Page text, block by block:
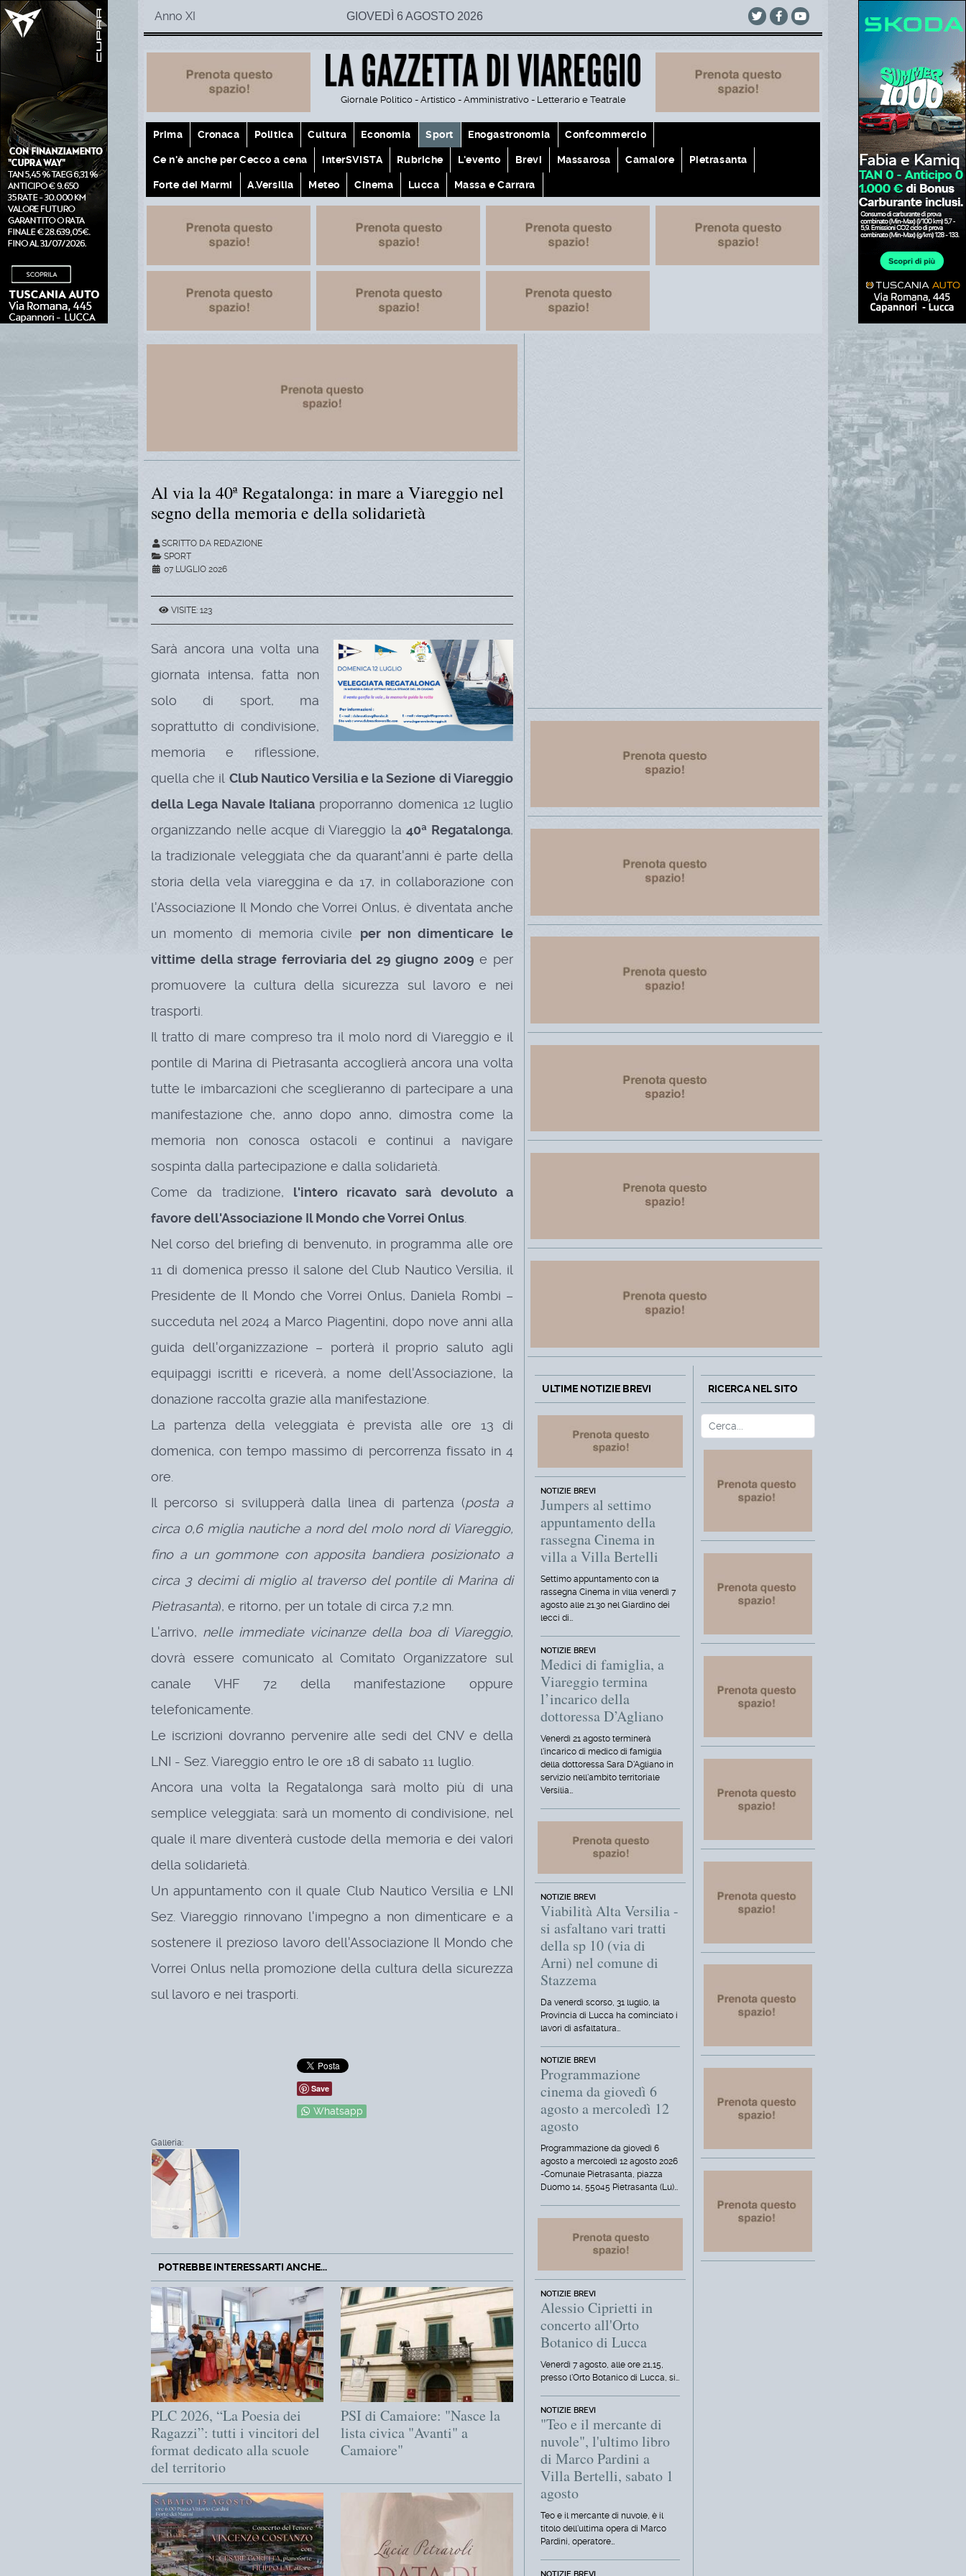
Anno XI GIOVEDÌ 6 AGOSTO 2026
Giornale Politico - Artistico - Amministrativo - Letterario e Teatrale
Prima Cronaca Politica Cultura Economia Sport Enogastronomia Confcommercio
Ce n'è anche per Cecco a cena interSVISTA Rubriche L'evento Brevi Massarosa Camaiore Pietrasanta
Forte dei Marmi A.Versilia Meteo Cinema Lucca Massa e Carrara
Al via la 40ª Regatalonga: in mare a Viareggio nel
segno della memoria e della solidarietà
SCRITTO DA REDAZIONE
SPORT
07 LUGLIO 2026
VISITE: 123
Sarà ancora una volta una
giornata intensa, fatta non
solo di sport, ma
soprattutto di condivisione,
memoria e riflessione,
quella che il Club Nautico Versilia e la Sezione di Viareggio
della Lega Navale Italiana proporranno domenica 12 luglio
organizzando nelle acque di Viareggio la40ª Regatalonga,
la tradizionale veleggiata che da quarant'anni è parte della
storia della vela viareggina e da 17, in collaborazione con
l'Associazione Il Mondo che Vorrei Onlus, è diventata anche
un momento di memoria civile per non dimenticare le
vittime della strage ferroviaria del 29 giugno 2009 e per
promuovere la cultura della sicurezza sul lavoro e nei
trasporti.
Il tratto di mare compreso tra il molo nord di Viareggio e il
pontile di Marina di Pietrasanta accoglierà ancora una volta
tutte le imbarcazioni che sceglieranno di partecipare a una
manifestazione che, anno dopo anno, dimostra come la
memoria non conosca ostacoli e continui a navigare
sospinta dalla partecipazione e dalla solidarietà.
Come da tradizione, l'intero ricavato sarà devoluto a
favore dell'Associazione Il Mondo che Vorrei Onlus
Nel corso del briefing di benvenuto, in programma alle ore
11 di domenica presso il salone del Club Nautico Versilia, il
Presidente de Il Mondo che Vorrei Onlus, Daniela Rombi –
succeduta nel 2024 a Marco Piagentini, dopo nove anni alla
guida dell'organizzazione – porterà il proprio saluto agli
equipaggi iscritti e riceverà, a nome dell'Associazione, la
donazione raccolta grazie alla manifestazione.
La partenza della veleggiata è prevista alle ore 13 di
domenica, con tempo massimo di percorrenza fissato in 4
ore.
Il percorso si svilupperà dalla linea di partenza (posta a
circa 0,6 miglia nautiche a nord del molo nord di Viareggio,
fino a un gommone con apposita bandiera posizionato a
circa 3 decimi di miglio al traverso del pontile di Marina di
Pietrasanta), e ritorno, per un totale di circa 7,2 mn.
L'arrivo, nelle immediate vicinanze della boa di Viareggio,
dovrà essere comunicato al Comitato Organizzatore sul
canale VHF 72 della manifestazione oppure
telefonicamente.
Le iscrizioni dovranno pervenire alle sedi del CNV e della
LNI - Sez. Viareggio entro le ore 18 di sabato 11 luglio.
Ancora una volta la Regatalonga sarà molto più di una
semplice veleggiata: sarà un momento di condivisione, nel
quale il mare diventerà custode della memoria e dei valori
della solidarietà.
Un appuntamento con il quale Club Nautico Versilia e LNI
Sez. Viareggio rinnovano l'impegno a non dimenticare e a
sostenere il prezioso lavoro dell'Associazione Il Mondo che
Vorrei Onlus nella promozione della cultura della sicurezza
sul lavoro e nei trasporti.
Save
Whatsapp
Galleria:
POTREBBE INTERESSARTI ANCHE...
PLC 2026, “La Poesia dei
Ragazzi”: tutti i vincitori del
format dedicato alla scuole
del territorio
PSI di Camaiore: "Nasce la
lista civica "Avanti" a
Camaiore"
ULTIME NOTIZIE BREVI
NOTIZIE BREVI
Jumpers al settimo
appuntamento della
rassegna Cinema in
villa a Villa Bertelli
Settimo appuntamento con la
rassegna Cinema in villa venerdì 7
agosto alle 21.30 nel Giardino dei
lecci di…
NOTIZIE BREVI
Medici di famiglia, a
Viareggio termina
l’incarico della
dottoressa D’Agliano
Venerdì 21 agosto terminerà
l'incarico di medico di famiglia
della dottoressa Sara D'Agliano in
servizio nell'ambito territoriale
Versilia…
NOTIZIE BREVI
Viabilità Alta Versilia -
si asfaltano vari tratti
della sp 10 (via di
Arni) nel comune di
Stazzema
Da venerdì scorso, 31 luglio, la
Provincia di Lucca ha cominciato i
lavori di asfaltatura…
NOTIZIE BREVI
Programmazione
cinema da giovedì 6
agosto a mercoledì 12
agosto
Programmazione da giovedì 6
agosto a mercoledì 12 agosto 2026
-Comunale Pietrasanta, piazza
Duomo 14, 55045 Pietrasanta (Lu)…
NOTIZIE BREVI
Alessio Ciprietti in
concerto all'Orto
Botanico di Lucca
Venerdì 7 agosto, alle ore 21,15,
presso l'Orto Botanico di Lucca, si…
NOTIZIE BREVI
"Teo e il mercante di
nuvole", l'ultimo libro
di Marco Pardini a
Villa Bertelli, sabato 1
agosto
Teo e il mercante di nuvole, è il
titolo dell'ultima opera di Marco
Pardini, operatore…
NOTIZIE BREVI
RICERCA NEL SITO
Cerca Type 2 or more characters